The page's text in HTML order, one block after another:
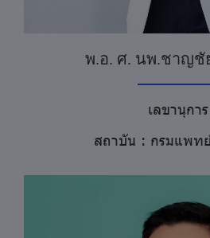
พ.อ. ศ. นพ.ชาญชั
เลขานุการ
สถาบัน : กรมแพท